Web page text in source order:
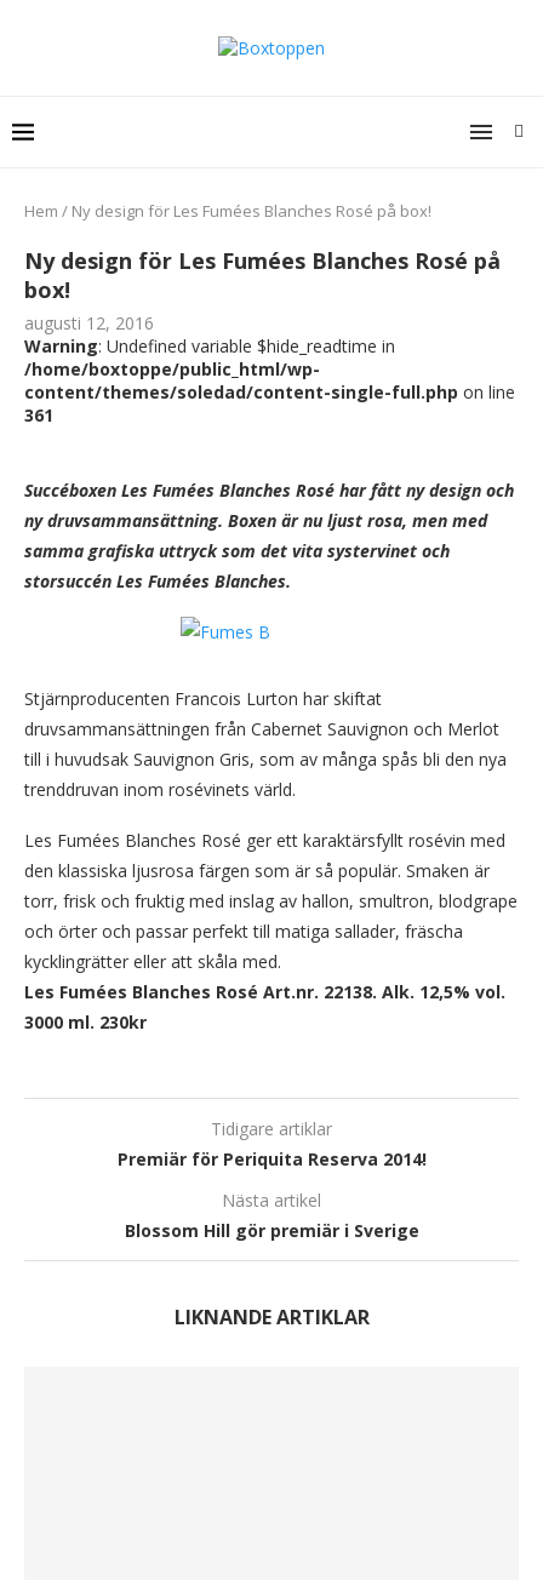
Hem / Ny design för Les Fumées Blanches Rosé på box!
Ny design för Les Fumées Blanches Rosé på
box!
augusti 12, 2016
Warning: Undefined variable $hide_readtime in
/home/boxtoppe/public_html/wp-
content/themes/soledad/content-single-full.php on line
361
Succéboxen Les Fumées Blanches Rosé har fått ny design och
ny druvsammansättning. Boxen är nu ljust rosa, men med
samma grafiska uttryck som det vita systervinet och
storsuccén Les Fumées Blanches.
Stjärnproducenten Francois Lurton har skiftat
druvsammansättningen från Cabernet Sauvignon och Merlot
till i huvudsak Sauvignon Gris, som av många spås bli den nya
trenddruvan inom rosévinets värld.
Les Fumées Blanches Rosé ger ett karaktärsfyllt rosévin med
den klassiska ljusrosa färgen som är så populär. Smaken är
torr, frisk och fruktig med inslag av hallon, smultron, blodgrape
och örter och passar perfekt till matiga sallader, fräscha
kycklingrätter eller att skåla med.
Les Fumées Blanches Rosé Art.nr. 22138. Alk. 12,5% vol.
3000 ml. 230kr
Tidigare artiklar
Premiär för Periquita Reserva 2014!
Nästa artikel
Blossom Hill gör premiär i Sverige
LIKNANDE ARTIKLAR